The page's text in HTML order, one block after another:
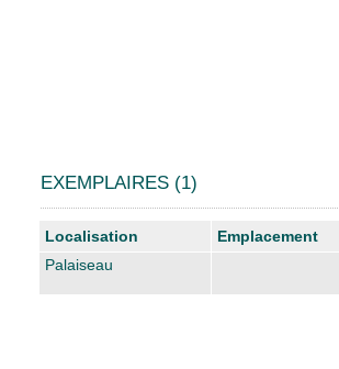
EXEMPLAIRES (1)
Liste des exemplaires
Localisation Emplacement
Palaiseau